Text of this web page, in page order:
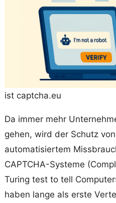
ist captcha.eu
Da immer mehr
gehen, wird der Schutz
automatisiertem
CAPTCHA-Systeme
Turing test to tell
haben lange als erste